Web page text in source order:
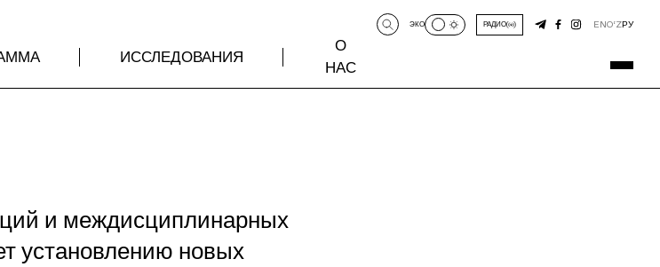
ИССЛЕДОВАНИЯ
О
НАС
ЭКО РАДИО ENO‘ZРУ
и междисциплинарных
установлению новых